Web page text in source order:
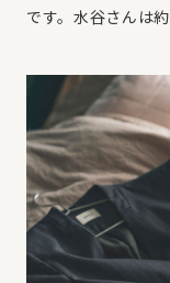
です。水谷さんは